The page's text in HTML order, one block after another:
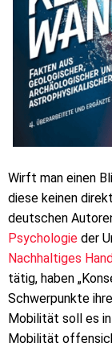
Wirft man einen
diese keinen
deutschen
Psychologie der
Nachhaltiges
tätig, haben
Schwerpunkte
Mobilität soll es
Mobilität